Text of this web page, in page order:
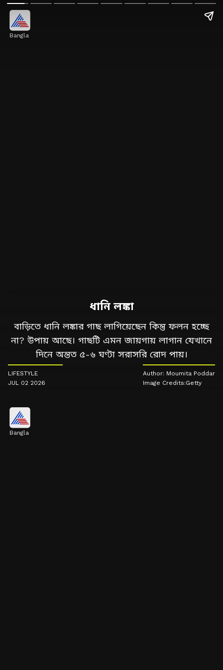
Bangla
ধানি লঙ্কা
বাড়িতে ধানি লঙ্কার গাছ লাগিয়েছেন কিন্তু ফলন হচ্ছে
না? উপায় আছে। গাছটি এমন জায়গায় লাগান যেখানে
দিনে অন্তত ৫-৬ ঘণ্টা সরাসরি রোদ পায়।
LIFESTYLE
JUL 02 2026
Author: Moumita Poddar
Image Credits:Getty
Bangla